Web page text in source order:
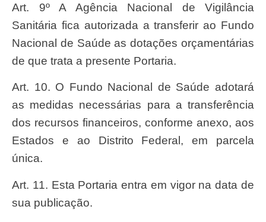
Art. 9º A Agência Nacional de Vigilância
Sanitária fica autorizada a transferir ao Fundo
Nacional de Saúde as dotações orçamentárias
de que trata a presente Portaria.
Art. 10. O Fundo Nacional de Saúde adotará
as medidas necessárias para a transferência
dos recursos financeiros, conforme anexo, aos
Estados e ao Distrito Federal, em parcela
única.
Art. 11. Esta Portaria entra em vigor na data de
sua publicação.